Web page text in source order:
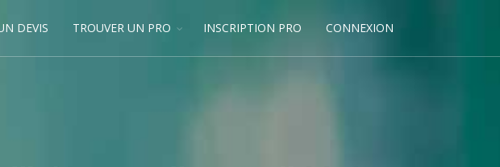
DEVIS TROUVER UN PRO INSCRIPTION PRO CONNEXION